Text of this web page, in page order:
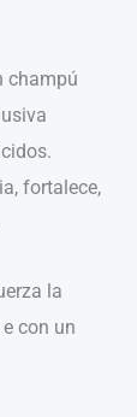
champú
fortalece,
la
con un